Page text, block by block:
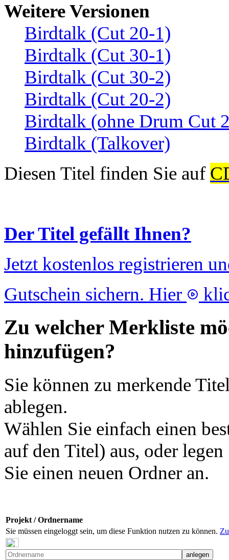
Weitere Versionen
Birdtalk (Cut 20-1)
Birdtalk (Cut 30-1)
Birdtalk (Cut 30-2)
Birdtalk (Cut 20-2)
Birdtalk (ohne Drum Cut
Birdtalk (Talkover)
Diesen Titel finden Sie auf
Der Titel gefällt Ihnen?
Jetzt kostenlos registrieren
Gutschein sichern. Hier
Zu welcher Merkliste
hinzufügen?
Sie können zu merkende
ablegen.
Wählen Sie einfach einen
auf den Titel) aus, oder legen
Sie einen neuen Ordner an.
Projekt / Ordnername
Sie müssen eingeloggt sein, um diese Funktion nutzen zu können.